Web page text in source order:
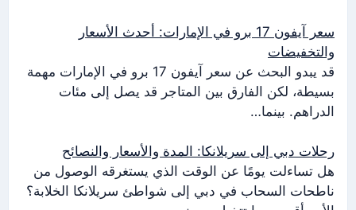
سعر آيفون 17 برو في الإمارات: أحدث الأسعار
والتخفيضات
قد يبدو البحث عن سعر آيفون 17 برو في الإمارات مهمة
بسيطة، لكن الفارق بين المتاجر قد يصل إلى مئات
الدراهم. بينما…
رحلات دبي إلى سريلانكا: المدة والأسعار والنصائح
هل تساءلت يومًا عن الوقت الذي يستغرقه الوصول من
ناطحات السحاب في دبي إلى شواطئ سريلانكا الخلابة؟